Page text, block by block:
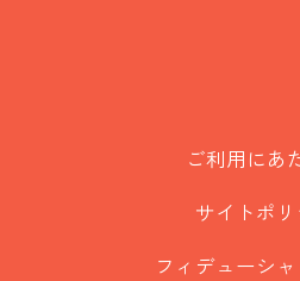
ご利用にあ
サイトポ
フィデューシ